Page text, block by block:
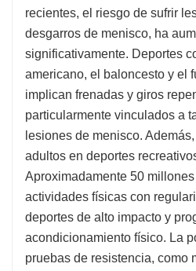
recientes, el riesgo de sufrir
desgarros de menisco, ha
significativamente. Deportes
americano, el baloncesto y el
implican frenadas y giros
particularmente vinculados a
lesiones de menisco.
adultos en deportes
Aproximadamente 50
actividades físicas con
deportes de alto impacto y
acondicionamiento físico. La
pruebas de resistencia, como